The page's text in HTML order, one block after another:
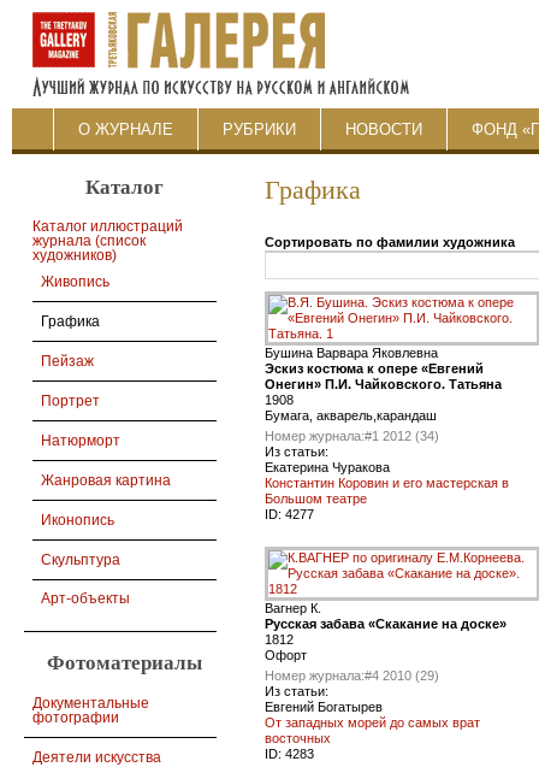
О ЖУРНАЛЕ РУБРИКИ НОВОСТИ ФОНД
Каталог
Каталог иллюстраций
журнала (список
художников)
Живопись
Графика
Пейзаж
Портрет
Натюрморт
Жанровая картина
Иконопись
Скульптура
Арт-объекты
Фотоматериалы
Документальные
фотографии
Деятели искусства
Графика
Сортировать по фамилии художника
Бушина Варвара Яковлевна
Эскиз костюма к опере «Евгений
Онегин» П.И. Чайковского. Татьяна
1908
Бумага, акварель,карандаш
Номер журнала:#1 2012 (34)
Из статьи:
Екатерина Чуракова
Константин Коровин и его мастерская в
Большом театре
ID: 4277
Вагнер К.
Русская забава «Скакание на доске»
1812
Офорт
Номер журнала:#4 2010 (29)
Из статьи:
Евгений Богатырев
От западных морей до самых врат
восточных
ID: 4283